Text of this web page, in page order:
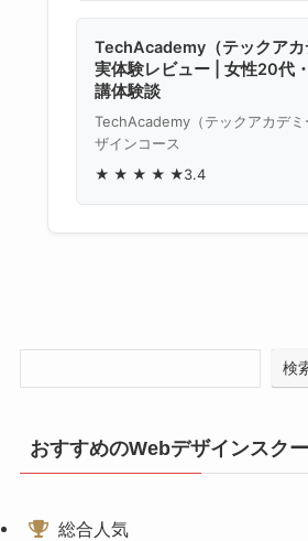
TechAcademy（テックアカ
実体験レビュー | 女性20代
講体験談
TechAcademy（テックアカデ
ザインコース
★ ★ ★ ★ ★3.4
検
おすすめのWebデザインスク
総合人気